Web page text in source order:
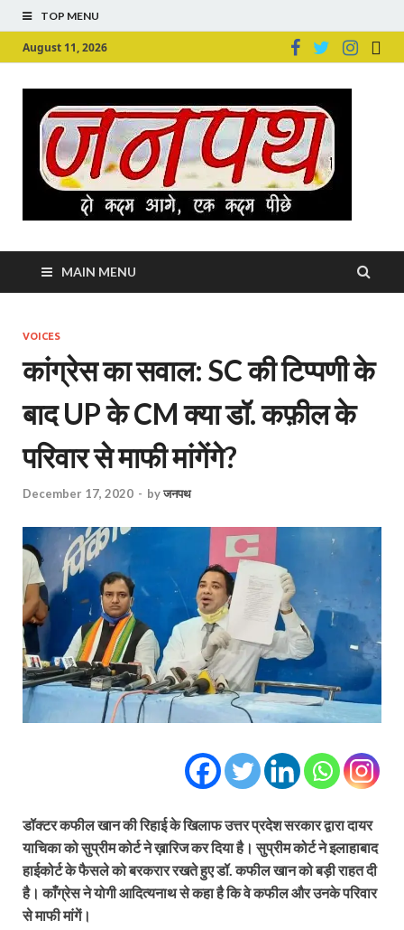
TOP MENU
August 11, 2026
MAIN MENU
VOICES
कांग्रेस का सवाल: SC की टिप्पणी के
बाद UP के CM क्या डॉ. कफ़ील के
परिवार से माफी मांगेंगे?
December 17, 2020 - byजनपथ
डॉक्टर कफील खान की रिहाई के खिलाफ उत्तर प्रदेश सरकार द्वारा दायर
याचिका को सुप्रीम कोर्ट ने ख़ारिज कर दिया है। सुप्रीम कोर्ट ने इलाहाबाद
हाईकोर्ट के फैसले को बरकरार रखते हुए डॉ. कफील खान को बड़ी राहत दी
है। काँग्रेस ने योगी आदित्यनाथ से कहा है कि वे कफील और उनके परिवार
से माफी मांगें।